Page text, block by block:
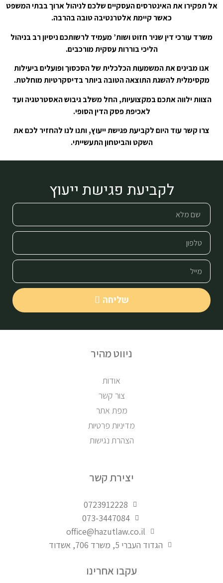
אל תפקירו את האינטרסים העסקיים שלכם לניהול ארוך בבתי המשפט
כאשר קיימת אלטרנטיבה טובה בהרבה.
משרד עורכי דין שניר חזוט ושות’ מעמיד לרשותכם ניסיון רב בניהול
הליכי בוררות עסקית מורכבים.
אנו מבינים את המשמעות הכלכלית של הסכסוך ופועלים ביעילות
מקסימלית להשגת התוצאה הטובה ביותר בדיסקרטיות מוחלטת.
הצוות ילווה אתכם במקצועיות, החל משלב גיבוש האסטרטגיה ועד
לאכיפת פסק הדין הסופי.
צרו קשר עוד היום לקביעת פגישת ייעוץ, ותנו לנו להחזיר לכם את
השקט והביטחון התעשייתי.
לקביעת פגישת ייעוץ
שליחה
ניווט מהיר
אודות
צור קשר
מפת אתר
מדיניות פרטיות
הצהרת נגישות
יצירת קשר
0723912228
073-3447084
office@hazutlaw.co.il
הגדוד העברי 5, משרד 706, אשדוד
עקבו אחרינו